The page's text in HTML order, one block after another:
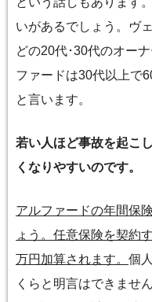
いがあるでしょう。ヴ
どの20代･30代のオー
ファードは30代以上で
と言います。
若い人ほど事故を起こ
くなりやすいのです。
アルファードの年間保
ょう。任意保険を契約
万円加算されます。 個
くらと明言はできませ